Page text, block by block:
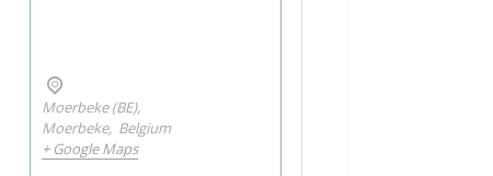
Moerbeke (BE),
Moerbeke, Belgium
+ Google Maps